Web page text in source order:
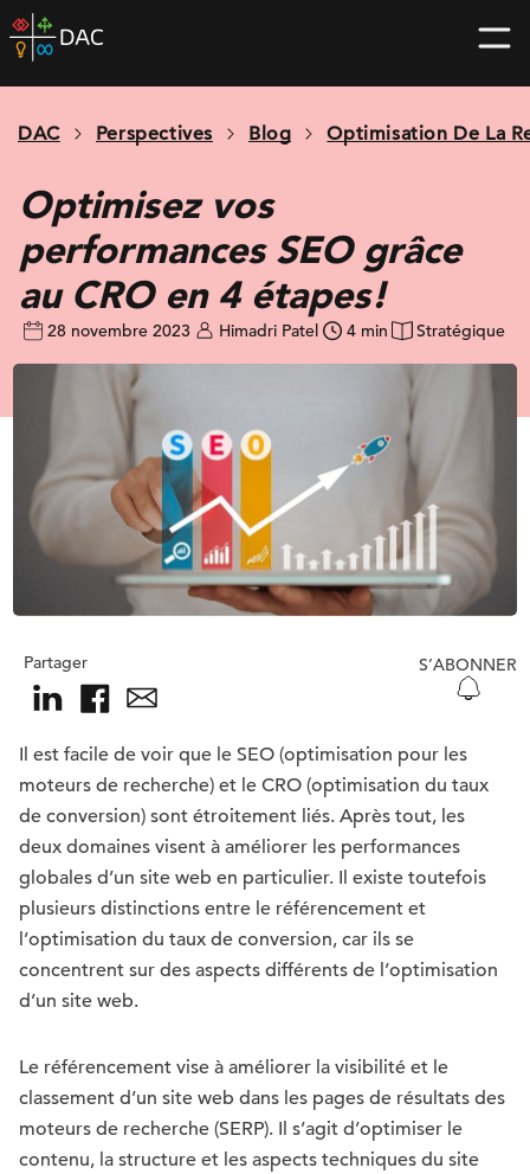
Skip
to
home
DAC Perspectives Blog Optimisation De La
Optimisez vos
performances SEO grâce
au CRO en 4 étapes!
28 novembre 2023 Himadri Patel 4 min Stratégique
Partager S’ABONNER
Il est facile de voir que le SEO (optimisation pour les
moteurs de recherche) et le CRO (optimisation du taux
de conversion) sont étroitement liés. Après tout, les
deux domaines visent à améliorer les performances
globales d’un site web en particulier. Il existe toutefois
plusieurs distinctions entre le référencement et
l’optimisation du taux de conversion, car ils se
concentrent sur des aspects différents de l’optimisation
d’un site web.
Le référencement vise à améliorer la visibilité et le
classement d’un site web dans les pages de résultats des
moteurs de recherche (SERP). Il s’agit d’optimiser le
contenu, la structure et les aspects techniques du site